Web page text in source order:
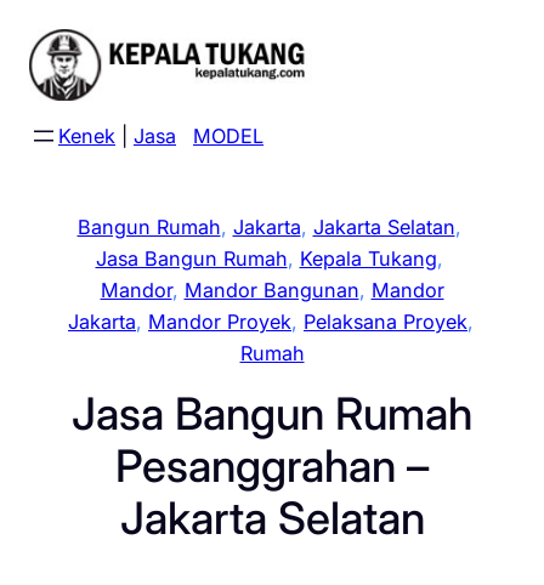
content
Kenek Jasa MODEL
Bangun Rumah, Jakarta, Jakarta Selatan
Jasa Bangun Rumah, Kepala Tukang
Mandor, Mandor Bangunan, Mandor
Jakarta, Mandor Proyek, Pelaksana Proyek
Rumah
Jasa Bangun Rumah
Pesanggrahan –
Jakarta Selatan